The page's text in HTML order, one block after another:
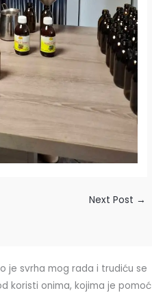
Next Post →
je svrha mog rada i trudiću se
koristi onima, kojima je pomoć